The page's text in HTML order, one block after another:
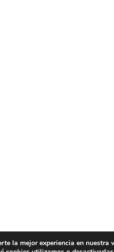
la mejor experiencia en nuestra